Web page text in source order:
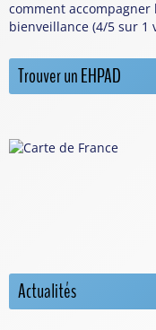
comment
bienveillance (4/5 sur 1
Trouver un EHPAD
Actualités